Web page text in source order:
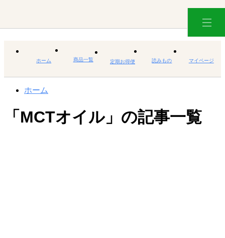
ホーム 商品一覧 定期お得便 読みもの マイページ
ホーム
「MCTオイル」の記事一覧